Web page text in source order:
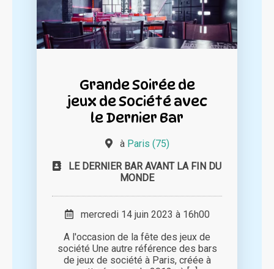
Grande Soirée de
jeux de Société avec
le Dernier Bar
à Paris (75)
LE DERNIER BAR AVANT LA FIN DU
MONDE
mercredi 14 juin 2023 à 16h00
A l'occasion de la fête des jeux de
société Une autre référence des bars
de jeux de société à Paris, créée à